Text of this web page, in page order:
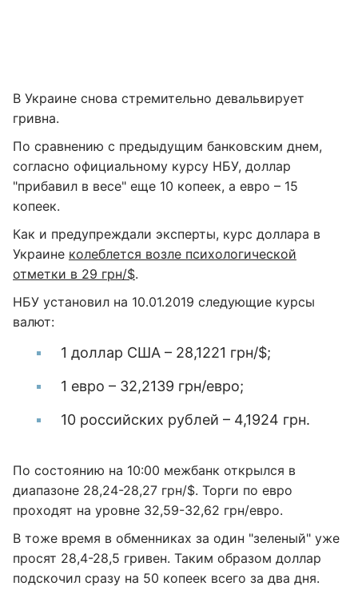
В Украине снова стремительно девальвирует
гривна.
По сравнению с предыдущим банковским днем,
согласно официальному курсу НБУ, доллар
"прибавил в весе" еще 10 копеек, а евро – 15
копеек.
Как и предупреждали эксперты, курс доллара в
Украине колеблется возле психологической
отметки в 29 грн/$.
НБУ установил на 10.01.2019 следующие курсы
валют:
1 доллар США – 28,1221 грн/$;
1 евро – 32,2139 грн/евро;
10 российских рублей – 4,1924 грн.
По состоянию на 10:00 межбанк открылся в
диапазоне 28,24-28,27 грн/$. Торги по евро
проходят на уровне 32,59-32,62 грн/евро.
В тоже время в обменниках за один "зеленый" уже
просят 28,4-28,5 гривен. Таким образом доллар
подскочил сразу на 50 копеек всего за два дня.